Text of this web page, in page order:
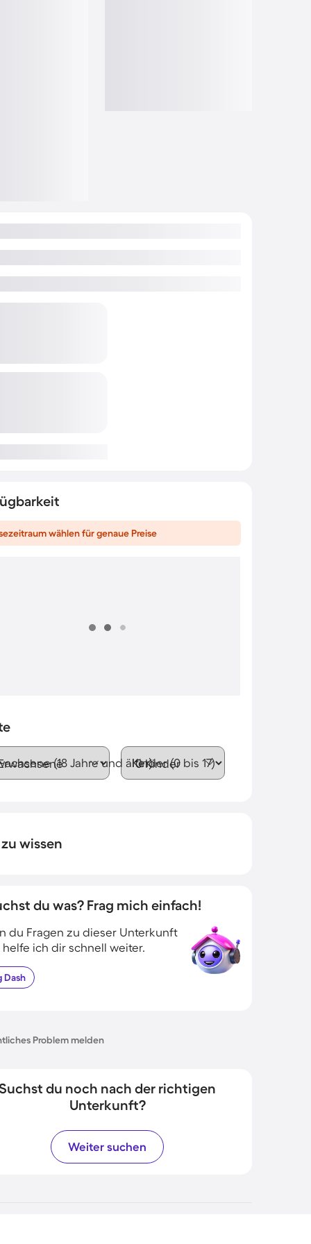
wählen für genaue Preise
(18 Jahre und älter)Kinder (0 bis 17)
wissen
du was? Frag mich einfach!
du Fragen zu dieser Unterkunft
helfe ich dir schnell weiter.
Dash
Problem melden
du noch nach der richtigen
Unterkunft?
Weiter suchen